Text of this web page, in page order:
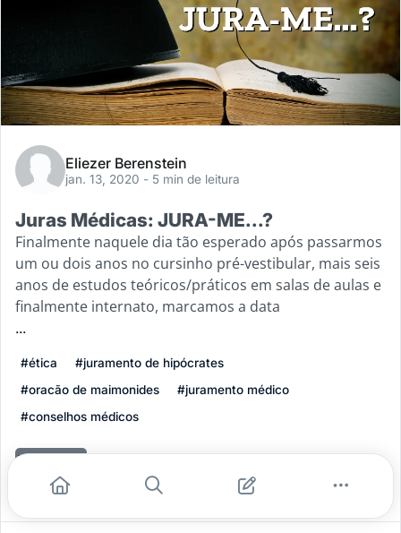
Eliezer Berenstein
jan. 13, 2020 - 5 min de leitura
Juras Médicas: JURA-ME...?
Finalmente naquele dia tão esperado após passarmos
um ou dois anos no cursinho pré-vestibular, mais seis
anos de estudos teóricos/práticos em salas de aulas e
finalmente internato, marcamos a data
...
#ética
#juramento de hipócrates
#oracão de maimonides
#juramento médico
#conselhos médicos
Leia mais